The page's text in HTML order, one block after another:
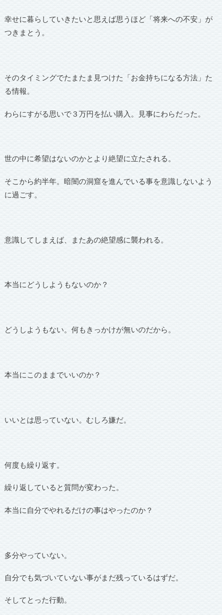
幸せに暮らしていきたいと思えば思うほど「将来への不安」が
つきまとう。
そのタイミングでたまたま見つけた「お金持ちになる方法」た
る情報。
わらにすがる思いで３万円を払い購入。見事にわらだった。
世の中に希望はないのかとより絶望に立たされる。
そこから約半年。暗闇の洞窟を進んでいる事を意識しないよう
に過ごす。
意識してしまえば、またあの絶望感に襲われる。
本当にどうしようもないのか？
どうしようもない。何もきっかけが無いのだから。
本当にこのままでいいのか？
いいとは思っていない。むしろ嫌だ。
何度も繰り返す。
繰り返していると質問が変わった。
本当に自分でやれるだけの事はやったのか？
多分やっていない。
自分でも気づいていない事がまだ残っているはずだ。
そしてとった行動。